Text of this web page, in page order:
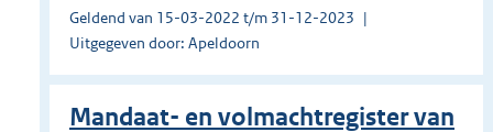
Geldend van 15-03-2022 t/m 31-12-2023
Uitgegeven door: Apeldoorn
Mandaat- en volmachtregister van